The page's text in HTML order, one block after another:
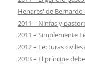
Henares' de Bernardo
2011 – Ninfas y
2011 – Simplemente
2012 – Lecturas civiles
2013 – El príncipe